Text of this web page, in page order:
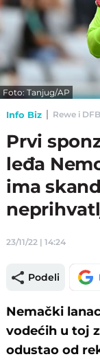
Foto: Tanjug/AP
Info Biz Rewe i
Prvi
leđa
ima
23/11/22 | 14:24
Podeli
Nemački
vodećih u toj
odustao od